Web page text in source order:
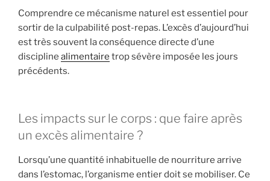
Comprendre ce mécanisme naturel est essentiel pour
sortir de la culpabilité post-repas. L’excès d’aujourd’hui
est très souvent la conséquence directe d’une
discipline alimentaire trop sévère imposée les jours
précédents.
Les impacts sur le corps : que faire après
un excès alimentaire ?
Lorsqu’une quantité inhabituelle de nourriture arrive
dans l’estomac, l’organisme entier doit se mobiliser. Ce